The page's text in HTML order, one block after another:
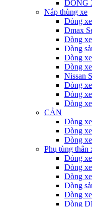
DÒNG
Nắp thùng xe
Dòng
Dmax
Dòng
Dòng
Dòng
Dòng
Nissan
Dòng
Dòng
Dòng
CẢN
Dòng
Dòng
Dòng
Phụ tùng thân
Dòng
Dòng
Dòng
Dòng
Dòng
Dòng